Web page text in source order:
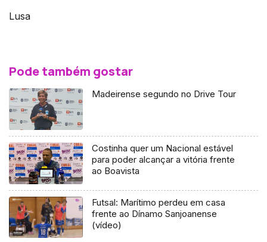
Lusa
Pode também gostar
Madeirense segundo no Drive Tour
Costinha quer um Nacional estável
para poder alcançar a vitória frente
ao Boavista
Futsal: Marítimo perdeu em casa
frente ao Dínamo Sanjoanense
(vídeo)